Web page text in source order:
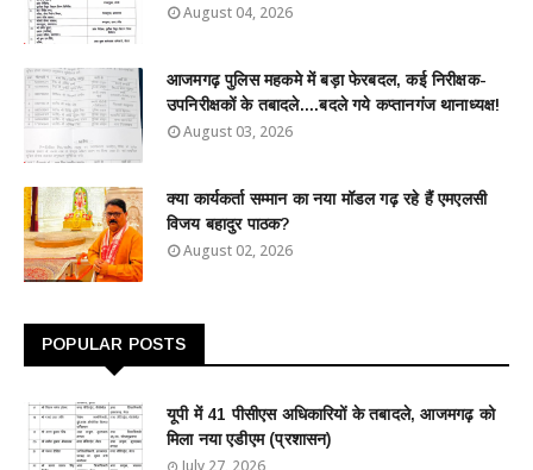
August 04, 2026
आजमगढ़ पुलिस महकमे में बड़ा फेरबदल, कई निरीक्षक-
उपनिरीक्षकों के तबादले....बदले गये कप्तानगंज थानाध्यक्ष!
August 03, 2026
क्या कार्यकर्ता सम्मान का नया मॉडल गढ़ रहे हैं एमएलसी
विजय बहादुर पाठक?
August 02, 2026
POPULAR POSTS
यूपी में 41 पीसीएस अधिकारियों के तबादले, आजमगढ़ को
मिला नया एडीएम (प्रशासन)
July 27, 2026